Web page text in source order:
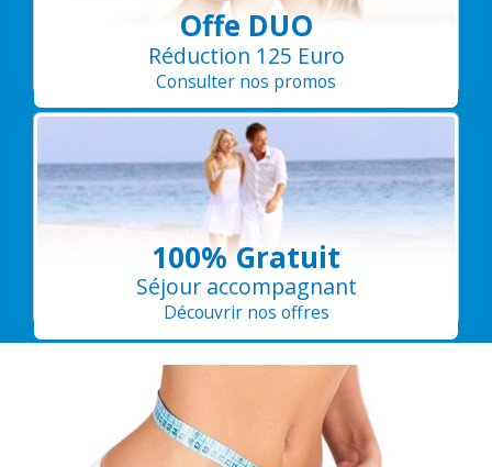
Offe DUO
Réduction 125 Euro
Consulter nos promos
100% Gratuit
Séjour accompagnant
Découvrir nos offres